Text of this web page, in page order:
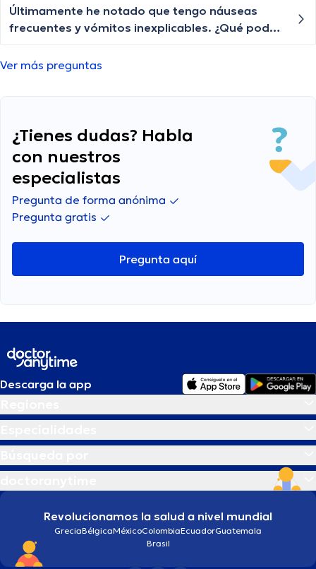
Últimamente he notado que tengo náuseas
frecuentes y vómitos inexplicables. ¿Qué podría
aliviarlos?
Ver más preguntas
¿Tienes dudas? Habla
con nuestros
especialistas
Pregunta de forma anónima
Pregunta gratis
Pregunta aquí
Descarga la app
Revolucionamos la salud a nivel mundial
GreciaBélgicaMéxicoColombiaEcuadorGuatemala
Brasil